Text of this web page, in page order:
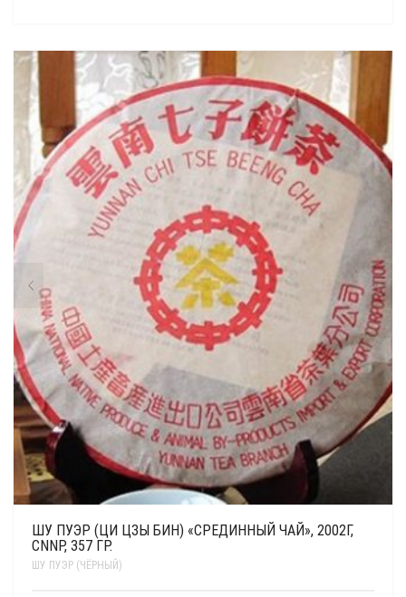
ШУ ПУЭР (ЦИ ЦЗЫ БИН) «СРЕДИННЫЙ ЧАЙ», 2002Г,
CNNP, 357 ГР.
ШУ ПУЭР (ЧЁРНЫЙ)